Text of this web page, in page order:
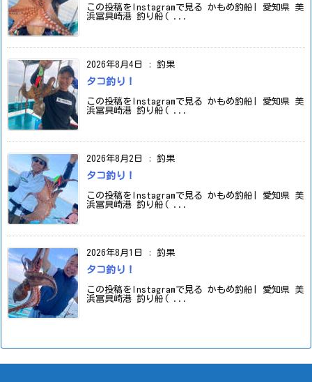
この投稿をInstagramで見る かもめ釣船| 愛知県 美
浜冨具崎港 釣り船( ...
2026年8月4日 : 釣果
タコ釣り！
この投稿をInstagramで見る かもめ釣船| 愛知県 美
浜冨具崎港 釣り船( ...
2026年8月2日 : 釣果
タコ釣り！
この投稿をInstagramで見る かもめ釣船| 愛知県 美
浜冨具崎港 釣り船( ...
2026年8月1日 : 釣果
タコ釣り！
この投稿をInstagramで見る かもめ釣船| 愛知県 美
浜冨具崎港 釣り船( ...